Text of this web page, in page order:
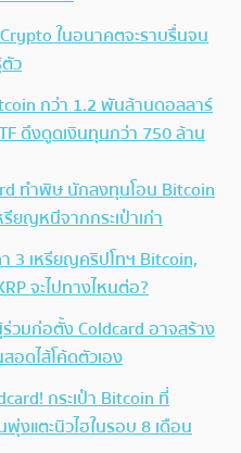
ในอนาคตจะราบรื่นจน
ว
กว่า 1.2 พันล้านดอลลาร์
ดึงดูดเงินทุนกว่า 750 ล้าน
ทำพิษ นักลงทุนโอน Bitcoin
ยญหนีจากกระเป๋าเก่า
3 เหรียญคริปโทฯ Bitcoin,
จะไปทางไหนต่อ?
วมก่อตั้ง Coldcard อาจสร้าง
ดไส้โค้ดตัวเอง
กระเป๋า Bitcoin ที่
พุ่งแตะนิวไฮในรอบ 8 เดือน